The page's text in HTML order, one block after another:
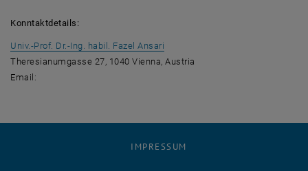
Konntaktdetails:
Univ.-Prof. Dr.-Ing. habil. Fazel Ansari
Theresianumgasse 27, 1040 Vienna, Austria
Email:
IMPRESSUM